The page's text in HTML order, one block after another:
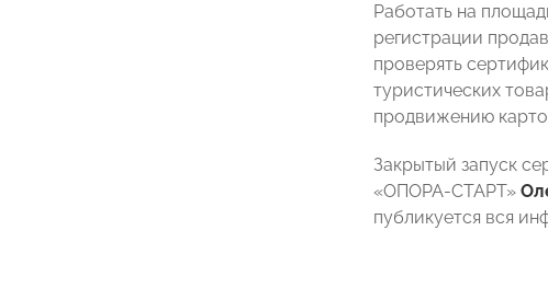
Работать на
регистрации
проверять
туристических
продвижению
Закрытый запуск
«ОПОРА-СТАРТ»
публикуется вся